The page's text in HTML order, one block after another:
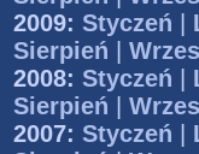
2009: Styczeń
Sierpień
2008: Styczeń
Sierpień
2007: Styczeń